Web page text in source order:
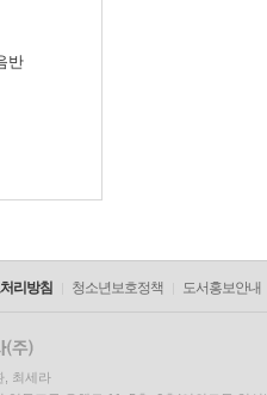
반
리방침 청소년보호정책 도서홍보안내
, 최세라